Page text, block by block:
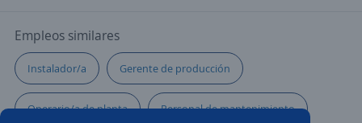
Empleos similares
Instalador/a Gerente de producción
Operario/a de planta Personal de mantenimiento